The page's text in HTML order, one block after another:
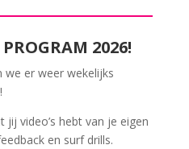
2026!
we er weer wekelijks
video’s hebt van je eigen
en surf drills.